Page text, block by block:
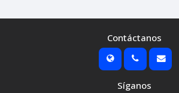
Contáctanos
Síganos